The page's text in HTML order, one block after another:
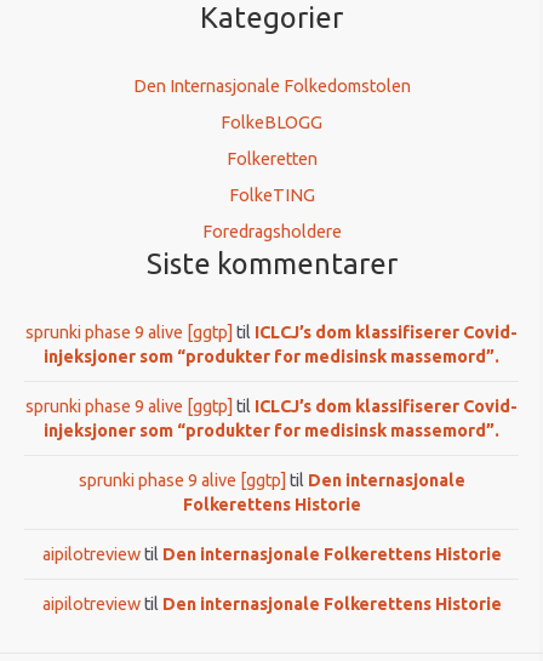
Kategorier
Den Internasjonale Folkedomstolen
FolkeBLOGG
Folkeretten
FolkeTING
Foredragsholdere
Siste kommentarer
sprunki phase 9 alive [ggtp] til ICLCJ’s dom klassifiserer Covid-
injeksjoner som “produkter for medisinsk massemord”.
sprunki phase 9 alive [ggtp] til ICLCJ’s dom klassifiserer Covid-
injeksjoner som “produkter for medisinsk massemord”.
sprunki phase 9 alive [ggtp] til Den internasjonale
Folkerettens Historie
aipilotreviewtil Den internasjonale Folkerettens Historie
aipilotreviewtil Den internasjonale Folkerettens Historie